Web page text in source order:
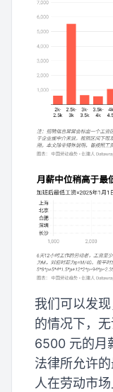
我们可以发
的情况下，
6500 元的月
法律所允许
人在劳动市